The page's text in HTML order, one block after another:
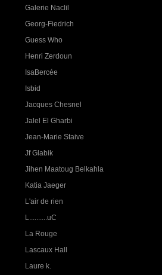
Galerie Naclil
Georg-Fiedrich
Guess Who
Henri Zerdoun
IsaBercée
Isbid
Jacques Chesnel
Jalel El Gharbi
Jean-Marie Staive
Jf Glabik
Jihen Maatoug Belkahla
Katia Jaeger
L'air de rien
L..........uC
La Rouge
Lascaux Hall
Laure k.